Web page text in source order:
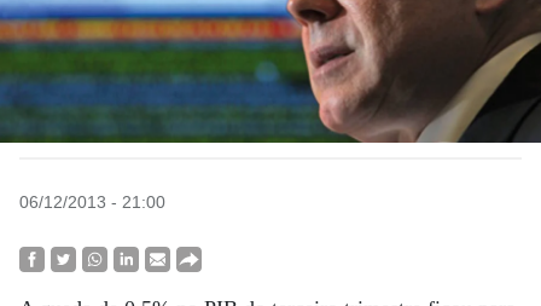
06/12/2013 - 21:00